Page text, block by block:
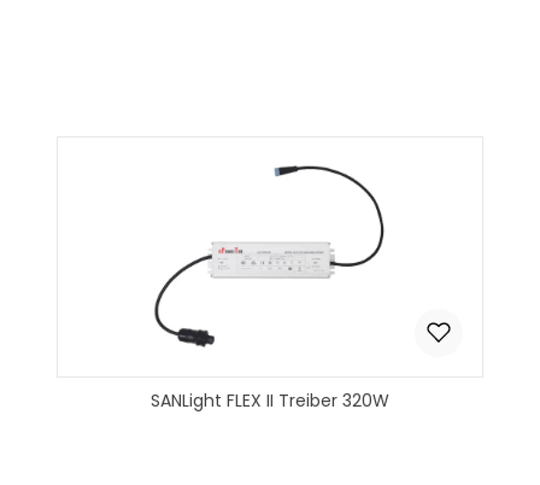
SANLight FLEX II Treiber 320W